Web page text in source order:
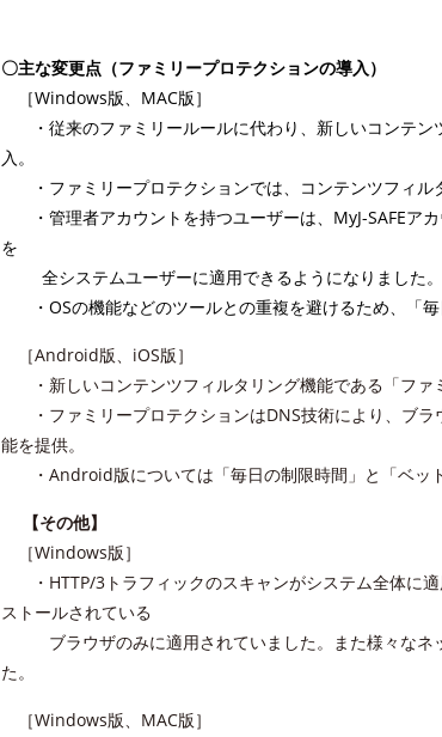
〇主な変更点（ファミリープロテクションの導入）
［Windows版、MAC版］
・従来のファミリールールに代わり、新しいコンテ
入。
・ファミリープロテクションでは、コンテンツフィル
・管理者アカウントを持つユーザーは、MyJ-SAFE
を
全システムユーザーに適用できるようになりました。
・OSの機能などのツールとの重複を避けるため、「
［Android版、iOS版］
・新しいコンテンツフィルタリング機能である「ファ
・ファミリープロテクションはDNS技術により、ブ
能を提供。
・Android版については「毎日の制限時間」と「ベッ
【その他】
［Windows版］
・HTTP/3トラフィックのスキャンがシステム全体に
ストールされている
ブラウザのみに適用されていました。また様々な
た。
［Windows版、MAC版］